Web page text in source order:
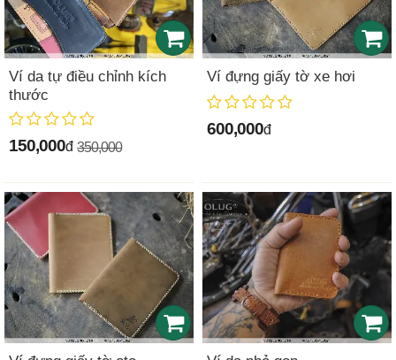
Ví da tự điều chỉnh kích
thước
150,000đ 350,000
Ví đựng giấy tờ xe hơi
600,000đ